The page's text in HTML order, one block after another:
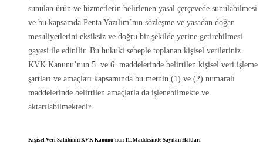
sunulan ürün ve hizmetlerin belirlenen yasal çerçevede sunulabilmesi
ve bu kapsamda Penta Yazılım’nın sözleşme ve yasadan doğan
mesuliyetlerini eksiksiz ve doğru bir şekilde yerine getirebilmesi
gayesi ile edinilir. Bu hukuki sebeple toplanan kişisel verileriniz
KVK Kanunu’nun 5. ve 6. maddelerinde belirtilen kişisel veri işleme
şartları ve amaçları kapsamında bu metnin (1) ve (2) numaralı
maddelerinde belirtilen amaçlarla da işlenebilmekte ve
aktarılabilmektedir.
Kişisel Veri Sahibinin KVK Kanunu’nun 11. Maddesinde Sayılan Hakları